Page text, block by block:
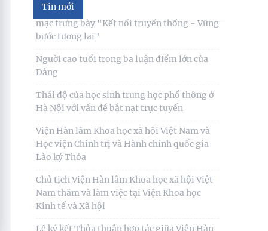
Tin mới
Kế hoạch hành động 100 ngày tập trung xử
lý các điểm nghẽn về chuyển đổi số trong
các cơ quan Đảng
Đối thoại ICWA – VASS lần thứ 6: Thúc đẩy
quan hệ Đối tác Chiến lược Toàn diện tăng
cường Việt Nam
Đóng góp tích cực vào củng cố môi trường
hòa bình, ổn định, phát triển của đất nước
Hội thảo khoa học quốc tế: “Nền kinh tế độc
lập, tự chủ: Sáng kiến của Cộng hòa Dân chủ
Nhân dân
Bản tin Đài Truyền hình Hà Nội: Lễ Khai
mạc trưng bày "Kết nối truyền thống - Vững